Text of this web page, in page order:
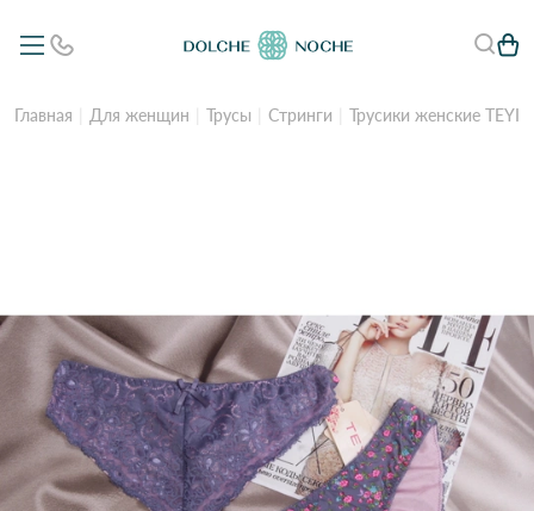
Главная Для женщин Трусы Стринги Трусики женские TEYI